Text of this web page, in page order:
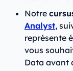
Notre
Analyst,
représente
vous
Data avant